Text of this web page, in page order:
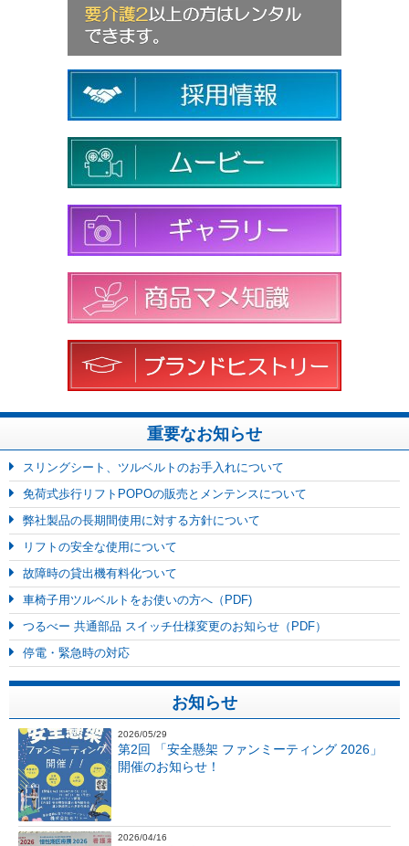
重要なお知らせ
スリングシート、ツルベルトのお手入れについて
免荷式歩行リフトPOPOの販売とメンテンスについて
弊社製品の長期間使用に対する方針について
リフトの安全な使用について
故障時の貸出機有料化ついて
車椅子用ツルベルトをお使いの方へ（PDF)
つるべー 共通部品 スイッチ仕様変更のお知らせ（PDF）
停電・緊急時の対応
お知らせ
2026/05/29
第2回 「安全懸架 ファンミーティング 2026」
開催のお知らせ！
2026/04/16